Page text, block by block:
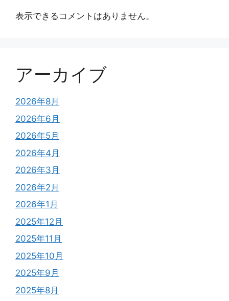
表示できるコメントはありません。
アーカイブ
2026年8月
2026年6月
2026年5月
2026年4月
2026年3月
2026年2月
2026年1月
2025年12月
2025年11月
2025年10月
2025年9月
2025年8月